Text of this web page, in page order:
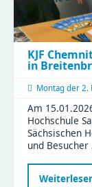
KJF
in
Montag der 2.
Am
Hochschule
Sächsischen
und Besucher